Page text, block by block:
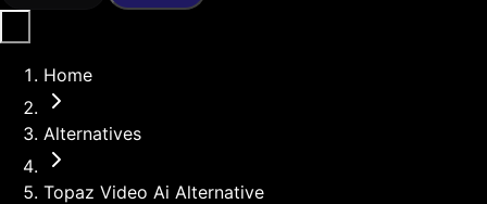
Home
Alternatives
Topaz Video Ai Alternative